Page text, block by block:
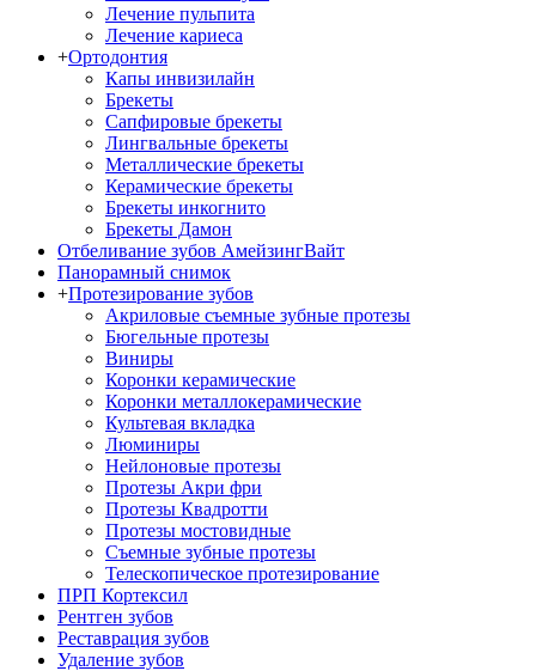
Лечение пульпита
Лечение кариеса
+Ортодонтия
Капы инвизилайн
Брекеты
Сапфировые брекеты
Лингвальные брекеты
Металлические брекеты
Керамические брекеты
Брекеты инкогнито
Брекеты Дамон
Отбеливание зубов АмейзингВайт
Панорамный снимок
+Протезирование зубов
Акриловые съемные зубные протезы
Бюгельные протезы
Виниры
Коронки керамические
Коронки металлокерамические
Культевая вкладка
Люминиры
Нейлоновые протезы
Протезы Акри фри
Протезы Квадротти
Протезы мостовидные
Съемные зубные протезы
Телескопическое протезирование
ПРП Кортексил
Рентген зубов
Реставрация зубов
Удаление зубов